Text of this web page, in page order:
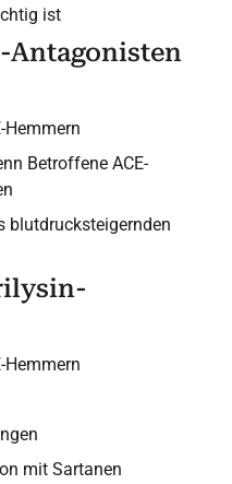
ist
Antagonisten
Hemmern
Betroffene ACE-
blutdrucksteigernden
Hemmern
mit Sartanen